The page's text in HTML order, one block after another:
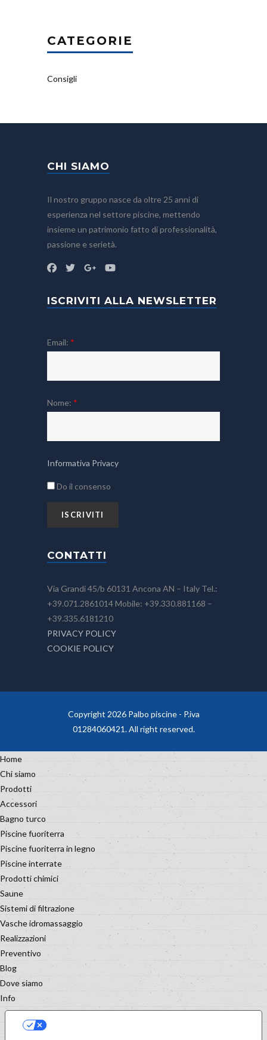
CATEGORIE
Consigli
CHI SIAMO
Il nostro gruppo nasce da oltre 25 anni di
esperienza nel settore piscine, mettendo
insieme un patrimonio fatto di professionalità,
passione e serietà.
ISCRIVITI ALLA NEWSLETTER
Email: *
Nome: *
Informativa Privacy
Do il consenso
CONTATTI
Via Grandi 45/b 60131 Ancona AN – Italy Tel.:
+39.071.2861014 Mobile: +39.330.881168 –
+39.335.6181210
PRIVACY POLICY
COOKIE POLICY
Copyright 2026 Palbo piscine - P.iva
01284060421. All right reserved.
Home
Chi siamo
Prodotti
Accessori
Bagno turco
Piscine fuoriterra
Piscine fuoriterra in legno
Piscine interrate
Prodotti chimici
Saune
Sistemi di filtrazione
Vasche idromassaggio
Realizzazioni
Preventivo
Blog
Dove siamo
Info